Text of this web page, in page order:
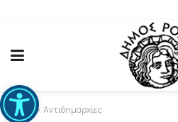
Ανοίξτε τη γραμμή εργαλείων
Home Αντιδημαρχίες